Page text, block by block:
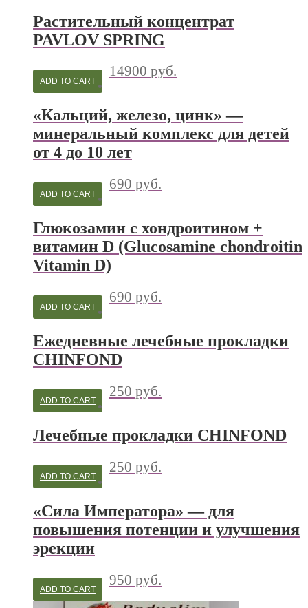
Растительный концентрат
PAVLOV SPRING
14900 руб.
ADD TO CART
«Кальций, железо, цинк» —
минеральный комплекс для детей
от 4 до 10 лет
690 руб.
ADD TO CART
Глюкозамин с хондроитином +
витамин D (Glucosamine chondroitin
Vitamin D)
690 руб.
ADD TO CART
Ежедневные лечебные прокладки
CHINFOND
250 руб.
ADD TO CART
Лечебные прокладки CHINFOND
250 руб.
ADD TO CART
«Сила Императора» — для
повышения потенции и улучшения
эрекции
950 руб.
ADD TO CART